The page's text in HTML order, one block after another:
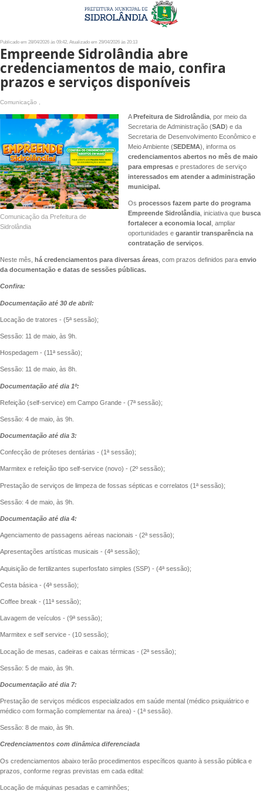
Publicado em 28/04/2026 às 09:42, Atualizado em 29/04/2026 às 20:13
Empreende Sidrolândia abre
credenciamentos de maio, confira
prazos e serviços disponíveis
Comunicação ,
Comunicação da Prefeitura de
Sidrolândia
APrefeitura de Sidrolândia, por meio da
Secretaria de Administração (SAD) e da
Secretaria de Desenvolvimento Econômico e
Meio Ambiente (SEDEMA), informa os
credenciamentos abertos no mês de maio
para empresase prestadores de serviço
interessados em atender a administração
municipal.
Os processos fazem parte do programa
Empreende Sidrolândia, iniciativa que busca
fortalecer a economia local, ampliar
oportunidades e garantir transparência na
contratação de serviços.
Neste mês, há credenciamentos para diversas áreas , com prazos definidos para envio
da documentação e datas de sessões públicas.
Confira:
Documentação até 30 de abril:
Locação de tratores - (5ª sessão);
Sessão: 11 de maio, às 9h.
Hospedagem - (11ª sessão);
Sessão: 11 de maio, às 8h.
Documentação até dia 1º:
Refeição (self-service) em Campo Grande - (7ª sessão);
Sessão: 4 de maio, às 9h.
Documentação até dia 3:
Confecção de próteses dentárias - (1ª sessão);
Marmitex e refeição tipo self-service (novo) - (2º sessão);
Prestação de serviços de limpeza de fossas sépticas e correlatos (1ª sessão);
Sessão: 4 de maio, às 9h.
Documentação até dia 4:
Agenciamento de passagens aéreas nacionais - (2ª sessão);
Apresentações artísticas musicais - (4ª sessão);
Aquisição de fertilizantes superfosfato simples (SSP) - (4ª sessão);
Cesta básica - (4ª sessão);
Coffee break - (11ª sessão);
Lavagem de veículos - (9ª sessão);
Marmitex e self service - (10 sessão);
Locação de mesas, cadeiras e caixas térmicas - (2ª sessão);
Sessão: 5 de maio, às 9h.
Documentação até dia 7:
Prestação de serviços médicos especializados em saúde mental (médico psiquiátrico e
médico com formação complementar na área) - (1ª sessão).
Sessão: 8 de maio, às 9h.
Credenciamentos com dinâmica diferenciada
Os credenciamentos abaixo terão procedimentos específicos quanto à sessão pública e
prazos, conforme regras previstas em cada edital:
Locação de máquinas pesadas e caminhões;